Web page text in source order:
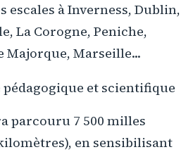
escales à Inverness, Dublin,
La Corogne, Peniche,
Majorque, Marseille...
et scientifique
parcouru 7 500 milles
en sensibilisant